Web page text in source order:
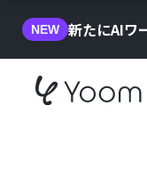
NEW 新たにAIワ